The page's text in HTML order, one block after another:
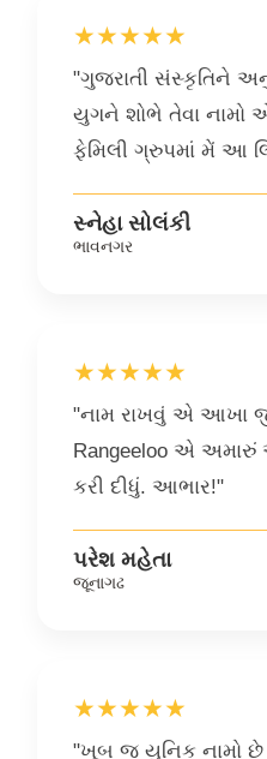
★★★★★
"ગુજરાતી સંસ્કૃતિને
યુગને શોભે તેવા નામો
ફેમિલી ગ્રુપમાં મેં આ
સ્નેહા સોલંકી
ભાવનગર
★★★★★
"નામ રાખવું એ આખા
Rangeeloo એ
કરી દીધું. આભાર!"
પરેશ મહેતા
જૂનાગઢ
★★★★★
"ખૂબ જ યુનિક નામો છે